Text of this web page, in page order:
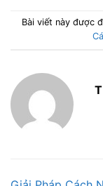
Bài viết này được